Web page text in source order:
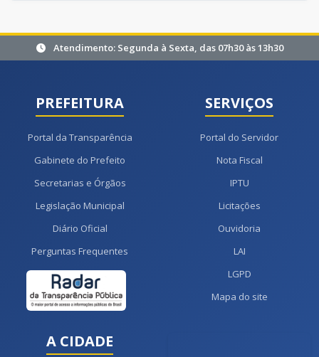
Atendimento: Segunda à Sexta, das 07h30 às 13h30
PREFEITURA
Portal da Transparência
Gabinete do Prefeito
Secretarias e Órgãos
Legislação Municipal
Diário Oficial
Perguntas Frequentes
SERVIÇOS
Portal do Servidor
Nota Fiscal
IPTU
Licitações
Ouvidoria
LAI
LGPD
Mapa do site
A CIDADE